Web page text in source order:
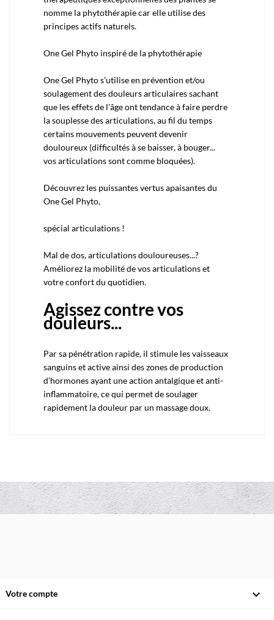
nomme la phytothérapie car elle utilise des
principes actifs naturels.
One Gel Phyto inspiré de la phytothérapie
One Gel Phyto s’utilise en prévention et/ou
soulagement des douleurs articulaires sachant
que les effets de l'âge ont tendance à faire perdre
la souplesse des articulations, au fil du temps
certains mouvements peuvent devenir
douloureux (difficultés à se baisser, à bouger...
vos articulations sont comme bloquées).
Découvrez les puissantes vertus apaisantes du
One Gel Phyto,
spécial articulations !
Mal de dos, articulations douloureuses...?
Améliorez la mobilité de vos articulations et
votre confort du quotidien.
Agissez contre vos
douleurs...
Par sa pénétration rapide, il stimule les vaisseaux
sanguins et active ainsi des zones de production
d’hormones ayant une action antalgique et anti-
inflammatoire, ce qui permet de soulager
rapidement la douleur par un massage doux.
Votre compte 